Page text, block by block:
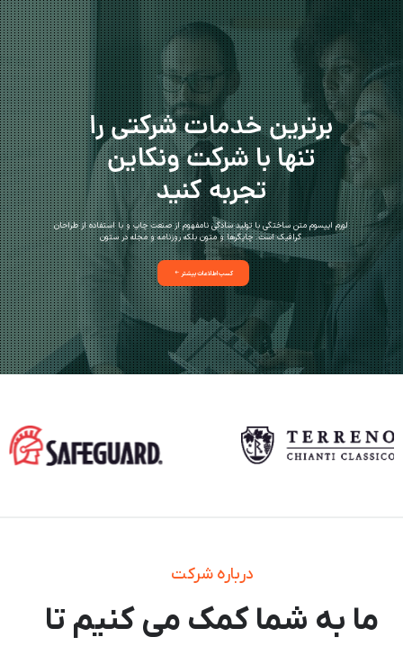
برترین خدمات شرکتی را
تنها با شرکت ونکاین
تجربه کنید
لورم ایپسوم متن ساختگی با تولید سادگی نامفهوم از صنعت چاپ و با استفاده از طراحان
گرافیک است. چاپگرها و متون بلکه روزنامه و مجله در ستون
کسب اطلاعات بیشتر
درباره شرکت
ما به شما کمک می کنیم تا